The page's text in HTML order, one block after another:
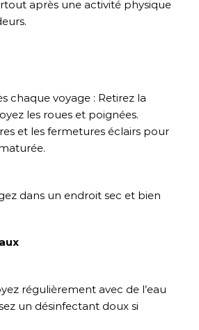
après une activité physique
chaque voyage : Retirez la
les roues et poignées.
et les fermetures éclairs pour
dans un endroit sec et bien
régulièrement avec de l’eau
un désinfectant doux si